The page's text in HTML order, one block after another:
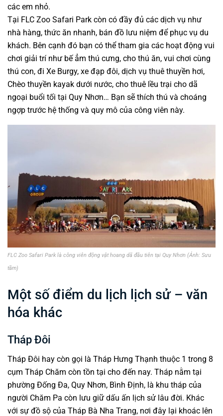
các em nhỏ.
Tại FLC Zoo Safari Park còn có đầy đủ các dịch vụ như
nhà hàng, thức ăn nhanh, bán đồ lưu niệm để phục vụ du
khách. Bên cạnh đó bạn có thể tham gia các hoạt động vui
chơi giải trí như bế ẳm thú cưng, cho thú ăn, vui chơi cùng
thú con, đi Xe Burgy, xe đạp đôi, dịch vụ thuê thuyền hơi,
Chèo thuyền kayak dưới nước, cho thuê lều trại cho dã
ngoại buổi tối tại Quy Nhơn… Bạn sẽ thích thú và choáng
ngợp trước hệ thống và quy mô của công viên này.
FLC Zoo Safari Park là công viên động vật hoang dã đầu tiên tại Quy Nhơn (Ảnh: Sưu
tầm)
Một số điểm du lịch lịch sử – văn
hóa khác
Tháp Đôi
Tháp Đôi hay còn gọi là Tháp Hưng Thạnh thuộc 1 trong 8
cụm Tháp Chăm còn tồn tại cho đến nay. Tháp nằm tại
phường Đống Đa, Quy Nhơn, Bình Định, là khu tháp của
người Chăm Pa còn lưu giữ dấu ấn lịch sử lâu đời. Khác
với sự đồ sộ của Tháp Bà Nha Trang, nơi đây lại khoác lên